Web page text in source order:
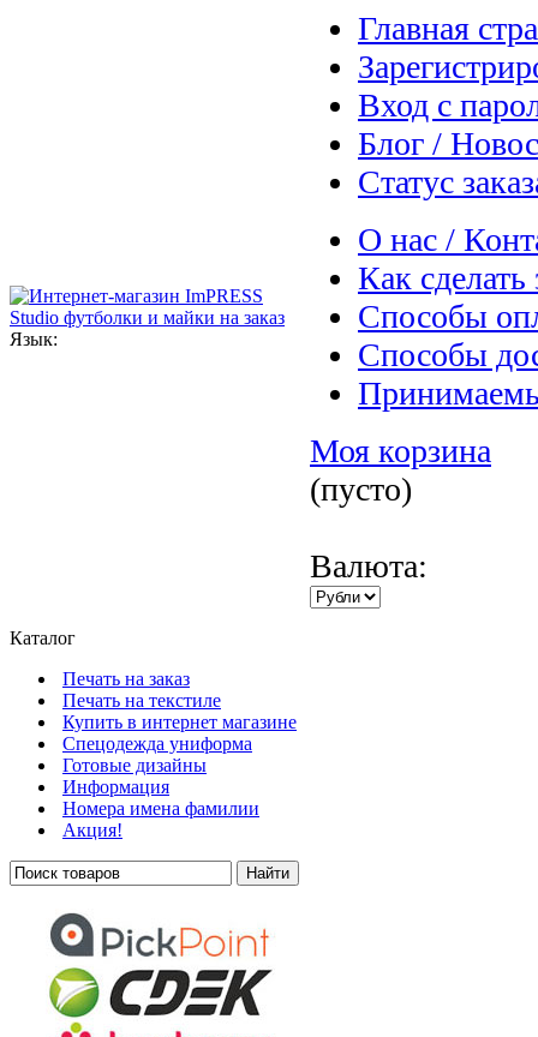
Язык:
Главная
Вход с
Блог /
Статус
О нас /
Как сделать
Способы
Способы
Моя корзина
(пусто)
Валюта:
Каталог
Печать на заказ
Печать на текстиле
Купить в интернет магазине
Cпецодежда униформа
Готовые дизайны
Информация
Номера имена фамилии
Акция!